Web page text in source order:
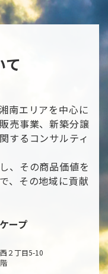
て
南エリアを中心に
売事業、新築分譲
するコンサルティ
、その商品価値を
、その地域に貢献
ープ
２丁目5-10